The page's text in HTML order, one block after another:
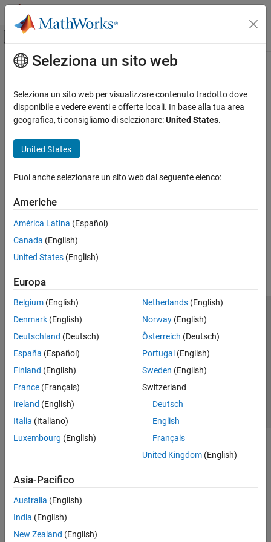
Vai al contenuto
Attiva/disattiva menu di navigazione
Pagina iniziale della documentazione
Contenuto principale
How useful was this information?
Seleziona un sito web
Seleziona un sito web per visualizzare contenuto tradotto dove
disponibile e vedere eventi e offerte locali. In base alla tua area
geografica, ti consigliamo di selezionare:United States.
United States
Puoi anche selezionare un sito web dal seguente elenco:
Americhe
América Latina (Español)
Canada (English)
United States (English)
Europa
Belgium (English)
Denmark (English)
Deutschland (Deutsch)
España (Español)
Finland (English)
France (Français)
Ireland (English)
Italia (Italiano)
Luxembourg (English)
Netherlands(English)
Norway(English)
Österreich (Deutsch)
Portugal (English)
Sweden (English)
Switzerland
Deutsch
English
Français
United Kingdom(English)
Asia-Pacifico
Australia (English)
India (English)
New Zealand (English)
Centro di fiducia
Informativa sulla privacy
Antipirateria
Stato dell'applicazione
Contatti
© 1994-2026 The MathWorks, Inc.